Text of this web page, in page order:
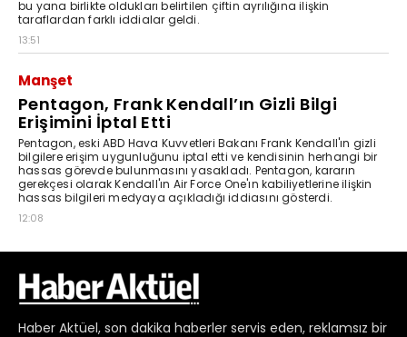
Haber Aktüel, son dakika haberler servis eden, reklamsız bir